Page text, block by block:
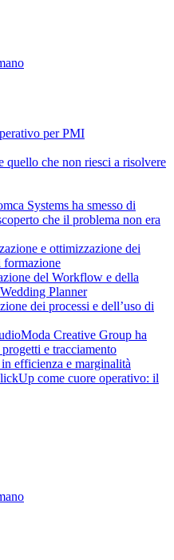
per PMI
quello che non riesci a risolvere
Systems ha smesso di
che il problema non era
e ottimizzazione dei
formazione
del Workflow e della
Planner
dei processi e dell’uso di
Creative Group ha
e tracciamento
efficienza e marginalità
come cuore operativo: il